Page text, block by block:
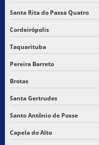
TRANSPORTE RODOVIÁRIO
TRANSPORTE
TRANSPORTE
TRANSPORTE TERRESTRE
TRANSPORTES
Santa Rita do Passa Quatro
Cordeirópolis
Taquarituba
Pereira Barreto
Brotas
Santa Gertrudes
Santo Antônio de Posse
Capela do Alto